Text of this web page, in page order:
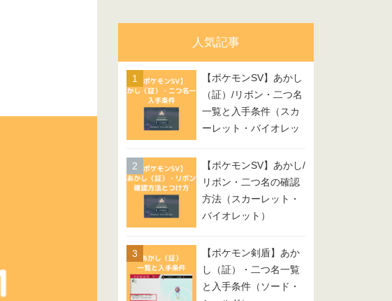
人気記事
【ポケモンSV】あかし
（証）/リボン・二つ名
一覧と入手条件（スカ
ーレット・バイオレッ
【ポケモンSV】あかし/
リボン・二つ名の確認
方法（スカーレット・
バイオレット）
【ポケモン剣盾】あか
し（証）・二つ名一覧
と入手条件（ソード・